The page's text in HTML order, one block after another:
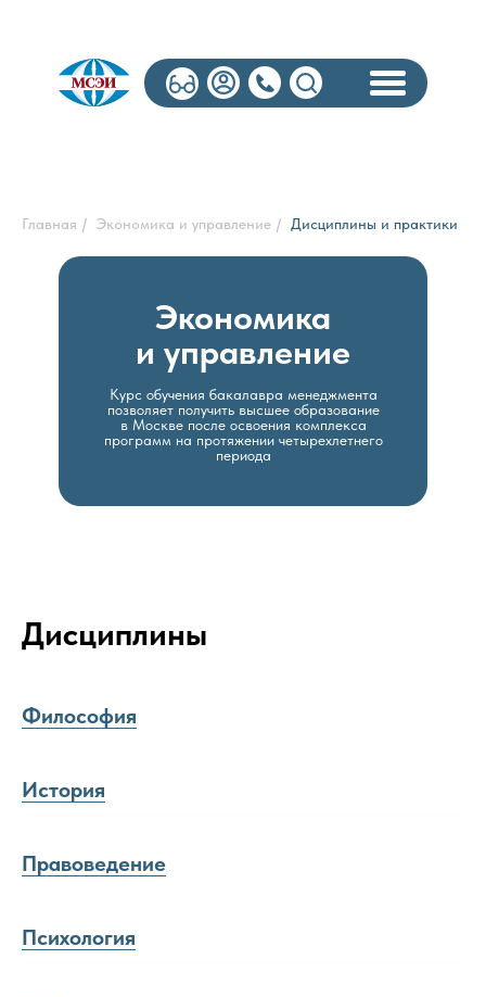
Главная / Экономика и управление / Дисциплины и практики
Курс обучения бакалавра менеджмента
позволяет получить высшее образование
в Москве после освоения комплекса
программ на протяжении четырехлетнего
периода
Экономика
и управление
Дисциплины
Философия
История
Правоведение
Психология